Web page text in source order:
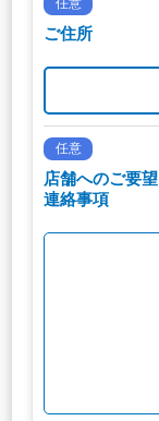
ご住所
任意
店舗へのご要望
連絡事項